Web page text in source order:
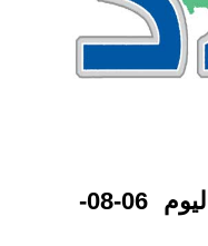
تحميل PDF البلاد عدد اليوم 06-08-